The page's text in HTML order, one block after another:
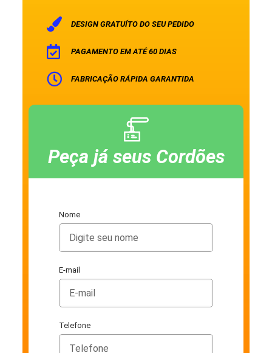
DESIGN GRATUÍTO DO SEU PEDIDO
PAGAMENTO EM ATÉ 60 DIAS
FABRICAÇÃO RÁPIDA GARANTIDA
Peça já seus Cordões
Nome
E-mail
Telefone